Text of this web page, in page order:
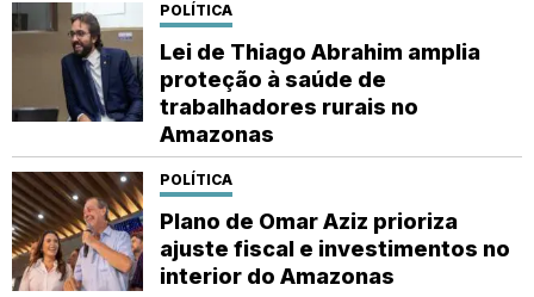
POLÍTICA
Lei de Thiago Abrahim amplia
proteção à saúde de
trabalhadores rurais no
Amazonas
POLÍTICA
Plano de Omar Aziz prioriza
ajuste fiscal e investimentos no
interior do Amazonas